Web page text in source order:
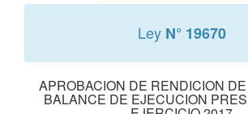
Ley N° 19670
APROBACION DE RENDICION
BALANCE DE EJECUCION